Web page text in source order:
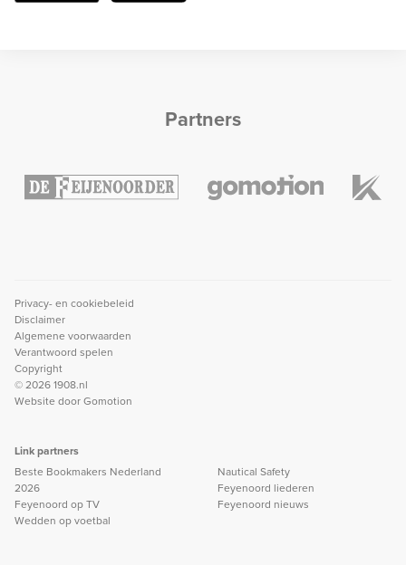
Partners
Privacy- en cookiebeleid
Disclaimer
Algemene voorwaarden
Verantwoord spelen
Copyright
© 2026 1908.nl
Website doorGomotion
Link partners
Beste Bookmakers Nederland
2026
Feyenoord op TV
Wedden op voetbal
Nautical Safety
Feyenoord liederen
Feyenoord nieuws